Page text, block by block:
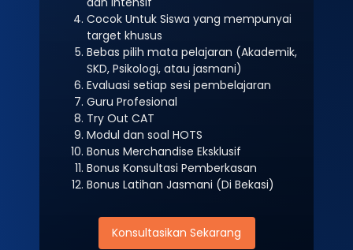
Cocok Untuk Siswa yang mempunyai
target khusus
Bebas pilih mata pelajaran (Akademik,
SKD, Psikologi, atau jasmani)
Evaluasi setiap sesi pembelajaran
Guru Profesional
Try Out CAT
Modul dan soal HOTS
Bonus Merchandise Eksklusif
Bonus Konsultasi Pemberkasan
Bonus Latihan Jasmani (Di Bekasi)
Konsultasikan Sekarang